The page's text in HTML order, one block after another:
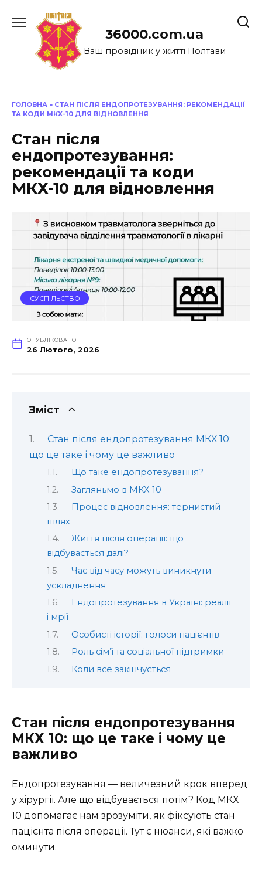
до
36000.com.ua
Ваш провідник у житті Полтави
ГОЛОВНА » СТАН ПІСЛЯ ЕНДОПРОТЕЗУВАННЯ: РЕКОМЕНДАЦІЇ
ТА КОДИ МКХ-10 ДЛЯ ВІДНОВЛЕННЯ
Стан після
ендопротезування:
рекомендації та коди
МКХ-10 для відновлення
СУСПІЛЬСТВО
ОПУБЛІКОВАНО
26 Лютого, 2026
Зміст
Стан після ендопротезування МКХ 10:
що це таке і чому це важливо
Що таке ендопротезування?
Загляньмо в МКХ 10
Процес відновлення: тернистий
шлях
Життя після операції: що
відбувається далі?
Час від часу можуть виникнути
ускладнення
Ендопротезування в Україні: реалії
і мрії
Особисті історії: голоси пацієнтів
Роль сім’ї та соціальної підтримки
Коли все закінчується
Стан після ендопротезування
МКХ 10: що це таке і чому це
важливо
Ендопротезування — величезний крок вперед
у хірургії. Але що відбувається потім? Код МКХ
10 допомагає нам зрозуміти, як фіксують стан
пацієнта після операції. Тут є нюанси, які важко
оминути.